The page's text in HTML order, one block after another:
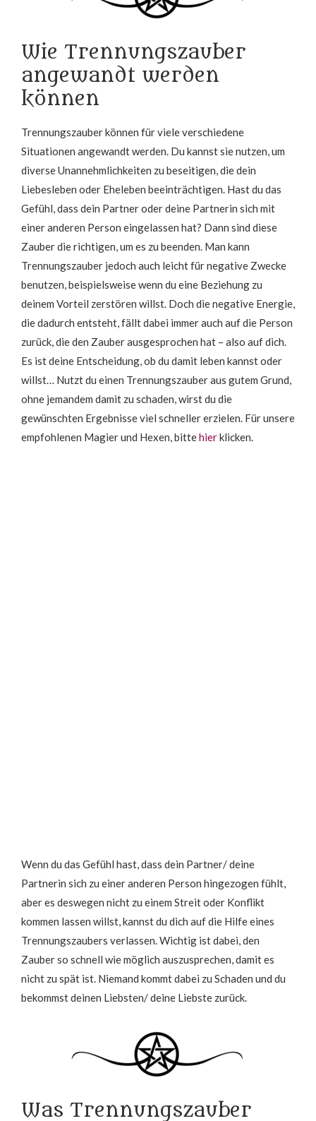
Wie Trennungszauber
angewandt werden
können
Trennungszauber können für viele verschiedene
Situationen angewandt werden. Du kannst sie nutzen, um
diverse Unannehmlichkeiten zu beseitigen, die dein
Liebesleben oder Eheleben beeinträchtigen. Hast du das
Gefühl, dass dein Partner oder deine Partnerin sich mit
einer anderen Person eingelassen hat? Dann sind diese
Zauber die richtigen, um es zu beenden. Man kann
Trennungszauber jedoch auch leicht für negative Zwecke
benutzen, beispielsweise wenn du eine Beziehung zu
deinem Vorteil zerstören willst. Doch die negative Energie,
die dadurch entsteht, fällt dabei immer auch auf die Person
zurück, die den Zauber ausgesprochen hat – also auf dich.
Es ist deine Entscheidung, ob du damit leben kannst oder
willst… Nutzt du einen Trennungszauber aus gutem Grund,
ohne jemandem damit zu schaden, wirst du die
gewünschten Ergebnisse viel schneller erzielen. Für unsere
empfohlenen Magier und Hexen, bittehierklicken.
Wenn du das Gefühl hast, dass dein Partner/ deine
Partnerin sich zu einer anderen Person hingezogen fühlt,
aber es deswegen nicht zu einem Streit oder Konflikt
kommen lassen willst, kannst du dich auf die Hilfe eines
Trennungszaubers verlassen. Wichtig ist dabei, den
Zauber so schnell wie möglich auszusprechen, damit es
nicht zu spät ist. Niemand kommt dabei zu Schaden und du
bekommst deinen Liebsten/ deine Liebste zurück.
Was Trennungszauber